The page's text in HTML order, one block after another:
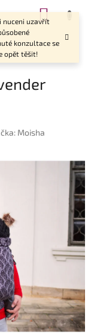
nuceni uzavřít
konzultace se
opět těšit!
Moisha